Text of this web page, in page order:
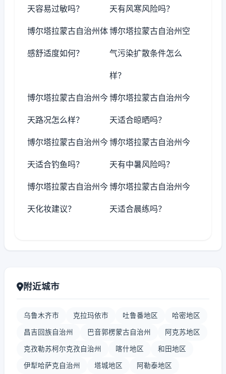
天容易过敏吗？ 天有风寒风险吗？
博尔塔拉蒙古自治州体
感舒适度如何？
博尔塔拉蒙古自治州空
气污染扩散条件怎么
样？
博尔塔拉蒙古自治州今
天路况怎么样？
博尔塔拉蒙古自治州今
天适合晾晒吗？
博尔塔拉蒙古自治州今
天适合钓鱼吗？
博尔塔拉蒙古自治州今
天有中暑风险吗？
博尔塔拉蒙古自治州今
天化妆建议？
博尔塔拉蒙古自治州今
天适合晨练吗？
附近城市
乌鲁木齐市 克拉玛依市 吐鲁番地区 哈密地区
昌吉回族自治州 巴音郭楞蒙古自治州 阿克苏地区
克孜勒苏柯尔克孜自治州 喀什地区 和田地区
伊犁哈萨克自治州 塔城地区 阿勒泰地区